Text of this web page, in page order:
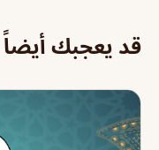
قد يعجبك أيضاً